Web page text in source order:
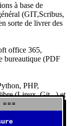
à base de
(GIT,Scribus,
sorte de livrer des
office 365,
bureautique (PDF
PHP,
(Linux, Git...) et
Scrabble...),